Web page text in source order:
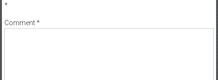
*
Comment*